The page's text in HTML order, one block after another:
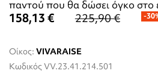
παντού που θα δώσει όγκο στο
158,13 € 225,90 € -
Οίκος: VIVARAISE
Κωδικός VV.23.41.214.501